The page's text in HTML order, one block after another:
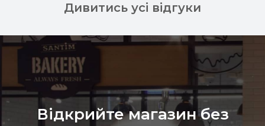
Дивитись усі відгуки
Відкрийте магазин без